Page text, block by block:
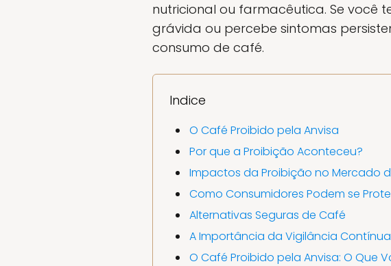
nutricional ou farmacêutica. Se você
grávida ou percebe sintomas
consumo de café.
Indice
O Café Proibido pela Anvisa
Por que a Proibição Aconteceu?
Impactos da Proibição no Mercado
Como Consumidores Podem se
Alternativas Seguras de Café
A Importância da Vigilância Contínua
O Café Proibido pela Anvisa: O Que